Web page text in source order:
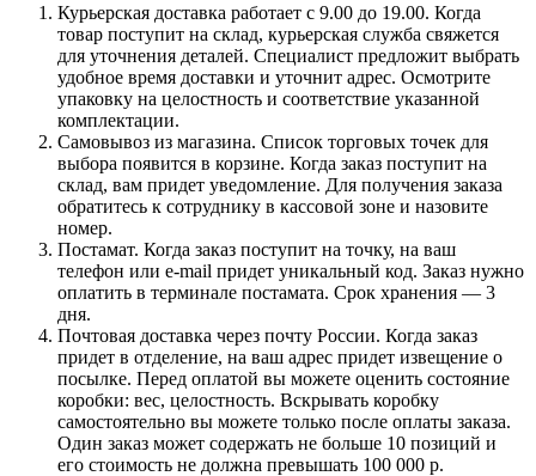
Курьерская доставка работает с 9.00 до 19.00. Когда
товар поступит на склад, курьерская служба свяжется
для уточнения деталей. Специалист предложит выбрать
удобное время доставки и уточнит адрес. Осмотрите
упаковку на целостность и соответствие указанной
комплектации.
Самовывоз из магазина. Список торговых точек для
выбора появится в корзине. Когда заказ поступит на
склад, вам придет уведомление. Для получения заказа
обратитесь к сотруднику в кассовой зоне и назовите
номер.
Постамат. Когда заказ поступит на точку, на ваш
телефон или e-mail придет уникальный код. Заказ нужно
оплатить в терминале постамата. Срок хранения — 3
дня.
Почтовая доставка через почту России. Когда заказ
придет в отделение, на ваш адрес придет извещение о
посылке. Перед оплатой вы можете оценить состояние
коробки: вес, целостность. Вскрывать коробку
самостоятельно вы можете только после оплаты заказа.
Один заказ может содержать не больше 10 позиций и
его стоимость не должна превышать 100 000 р.